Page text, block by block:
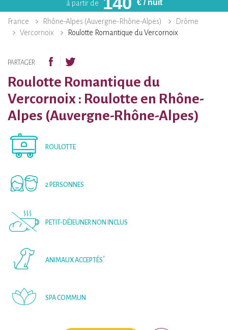
à partir de € / nuit
France Rhône-Alpes (Auvergne-Rhône-Alpes)
Drôme
Vercornoix
Roulotte Romantique du Vercornoix
PARTAGER
Roulotte Romantique du
Vercornoix : Roulotte en Rhône-
Alpes (Auvergne-Rhône-Alpes)
ROULOTTE
2 PERSONNES
PETIT-DÉJEUNER NON INCLUS
ANIMAUX ACCEPTÉS*
SPA COMMUN